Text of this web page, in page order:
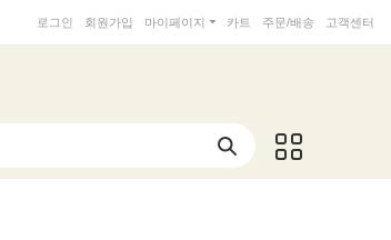
로그인 회원가입 마이페이지 카트 주문/배송 고객센터